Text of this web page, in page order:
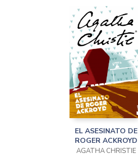
EL ASESINATO DE
ROGER ACKROYD
AGATHA CHRISTIE